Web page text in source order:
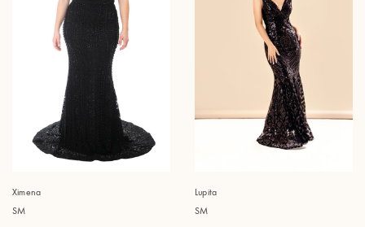
Ximena
SM
Lupita
SM